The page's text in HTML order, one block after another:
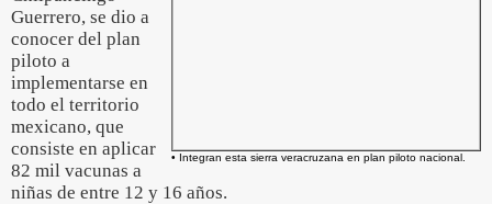
• Integran esta sierra veracruzana en plan piloto nacional.
Guerrero, se dio a
conocer del plan
piloto a
implementarse en
todo el territorio
mexicano, que
consiste en aplicar
82 mil vacunas a
niñas de entre 12 y 16 años.